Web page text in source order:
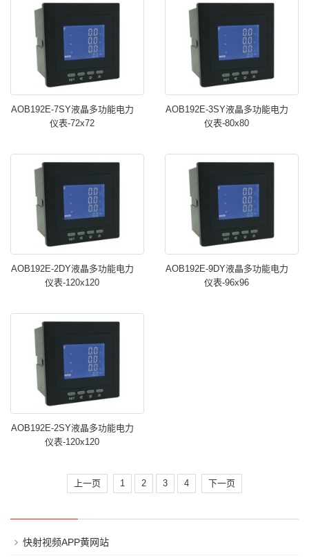
AOB192E-7SY液晶多功能电力
仪表-72x72
AOB192E-3SY液晶多功能电力
仪表-80x80
AOB192E-2DY液晶多功能电力
仪表-120x120
AOB192E-9DY液晶多功能电力
仪表-96x96
AOB192E-2SY液晶多功能电力
仪表-120x120
上一页 1 2 3 4 下一页
快射视频APP黄网站